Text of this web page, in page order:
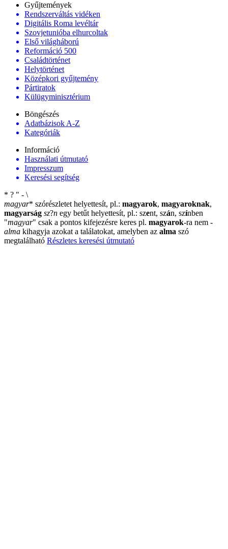
Gyűjtemények
Rendszerváltás vidéken
Digitális Roma levéltár
Szovjetunióba elhurcoltak
Első világháború
Reformáció 500
Családtörténet
Helytörténet
Középkori gyűjtemény
Pártiratok
Külügyminisztérium
Böngészés
Adatbázisok A-Z
Kategóriák
Információ
Használati útmutató
Impresszum
Keresési segítség
* ? " - \
magyar* szórészletet helyettesít, pl.: magyarok, magyaroknak,
magyarság sz?n egy betűt helyettesít, pl.: szent, szán, színben
"magyar" csak a pontos kifejezésre keres pl. magyarok-ra nem -
alma kihagyja azokat a találatokat, amelyben az alma szó
megtalálható Részletes keresési útmutató